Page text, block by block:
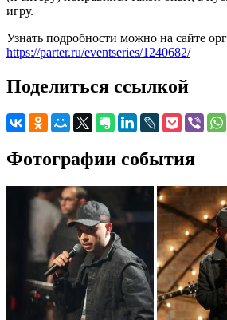
игру.
Узнать подробности можно на сайте
https://parter.ru/eventseries/1240682/
Поделиться ссылкой
Фотографии события